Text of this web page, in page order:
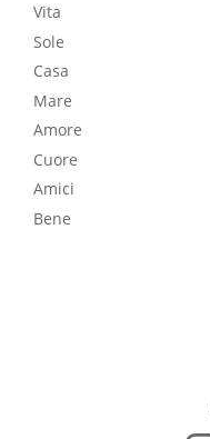
Vita
Sole
Casa
Mare
Amore
Cuore
Amici
Bene